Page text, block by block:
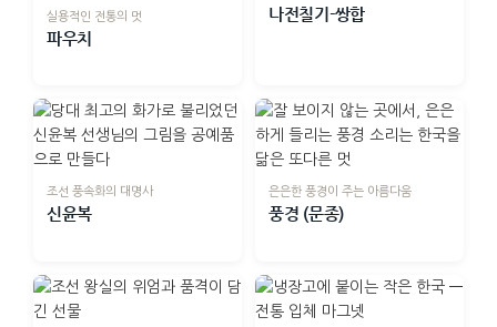
실용적인 전통의 멋
파우치
나전칠기-쌍합
조선 풍속화의 대명사
신윤복
은은한 풍경이 주는 아름다움
풍경 (문종)